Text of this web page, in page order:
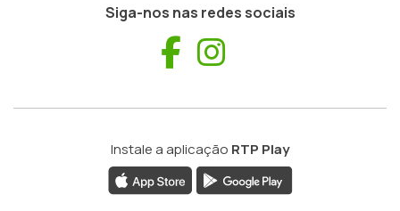
Siga-nos nas redes sociais
Facebook
Instale a aplicação RTP Play